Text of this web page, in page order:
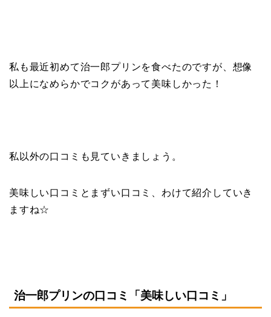
私も最近初めて治一郎プリンを食べたのですが、想像
以上になめらかでコクがあって美味しかった！
私以外の口コミも見ていきましょう。
美味しい口コミとまずい口コミ、わけて紹介していき
ますね☆
治一郎プリンの口コミ「美味しい口コミ」